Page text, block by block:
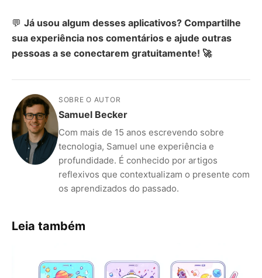
💬 Já usou algum desses aplicativos? Compartilhe
sua experiência nos comentários e ajude outras
pessoas a se conectarem gratuitamente! 🚀
SOBRE O AUTOR
Samuel Becker
Com mais de 15 anos escrevendo sobre
tecnologia, Samuel une experiência e
profundidade. É conhecido por artigos
reflexivos que contextualizam o presente com
os aprendizados do passado.
Leia também